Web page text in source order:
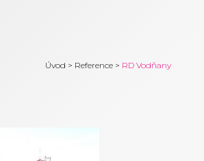
Úvod > Reference > RD Vodňany